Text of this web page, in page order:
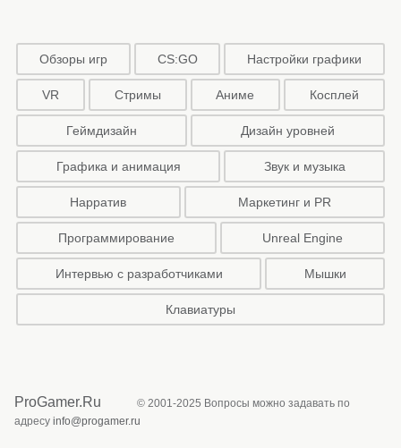
Обзоры игр CS:GO Настройки графики
VR Стримы Аниме Косплей
Геймдизайн Дизайн уровней
Графика и анимация Звук и музыка
Нарратив Маркетинг и PR
Программирование Unreal Engine
Интервью с разработчиками Мышки
Клавиатуры
ProGamer.Ru
© 2001-2025 Вопросы можно задавать по
адресу info@progamer.ru